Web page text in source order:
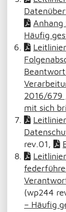
Häufig
2016/679
mit sich
rev.01,
(wp244
– Häufig